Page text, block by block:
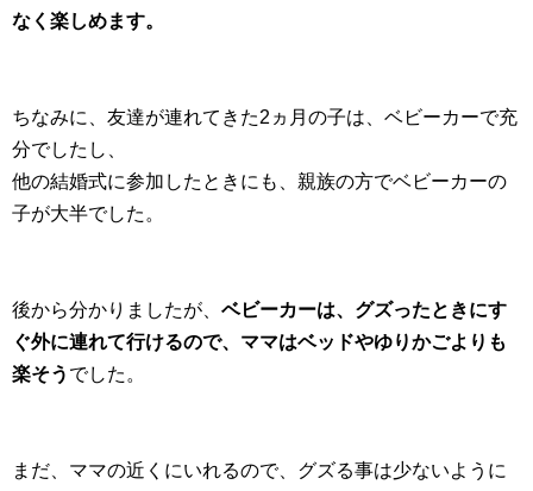
なく楽しめます。
ちなみに、友達が連れてきた2ヵ月の子は、ベビーカーで充
分でしたし、
他の結婚式に参加したときにも、親族の方でベビーカーの
子が大半でした。
後から分かりましたが、 ベビーカーは、グズったときにす
ぐ外に連れて行けるので、ママはベッドやゆりかごよりも
楽そう でした。
まだ、ママの近くにいれるので、グズる事は少ないように